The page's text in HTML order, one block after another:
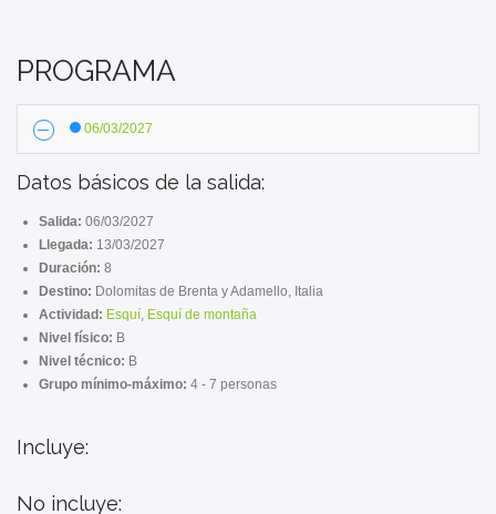
PROGRAMA
06/03/2027
Datos básicos de la salida:
Salida: 06/03/2027
Llegada: 13/03/2027
Duración: 8
Destino: Dolomitas de Brenta y Adamello, Italia
Actividad: Esquí, Esquí de montaña
Nivel físico: B
Nivel técnico: B
Grupo mínimo-máximo: 4 - 7 personas
Incluye:
No incluye: